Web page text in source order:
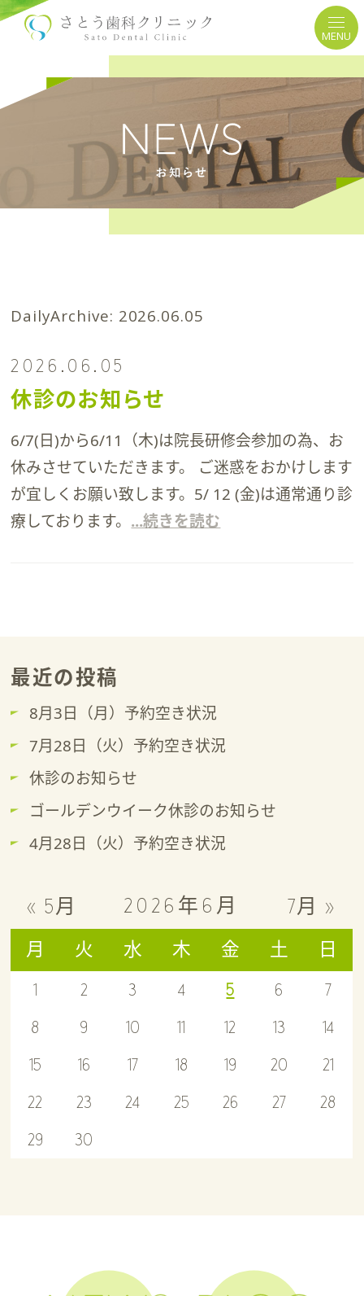
MENU
DailyArchive: 2026.06.05
2026.06.05
休診のお知らせ
6/7(日)から6/11（木)は院長研修会参加の為、お
休みさせていただきます。 ご迷惑をおかけします
が宜しくお願い致します。5/ 12 (金)は通常通り診
療しております。 ...続きを読む
最近の投稿
8月3日（月）予約空き状況
7月28日（火）予約空き状況
休診のお知らせ
ゴールデンウイーク休診のお知らせ
4月28日（火）予約空き状況
2026年6月
月 火 水 木 金 土 日
« 5月 7月 »
1 2 3 4 5 6
7
8
9 10 11 12 13
14
15
16 17 18 19 20
21
22
23 24 25 26 27
28
29
30